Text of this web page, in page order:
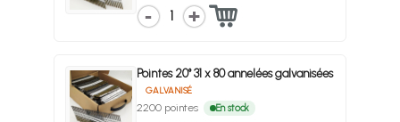
1
Pointes 20° 31 x 80 annelées galvanisées
GALVANISÉ
2200 pointes En stock